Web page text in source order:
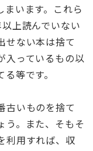
まいます。これら
上読んでいない
せない本は捨て
入っているもの以
等です。
古いものを捨て
う。また、そもそ
利用すれば、収